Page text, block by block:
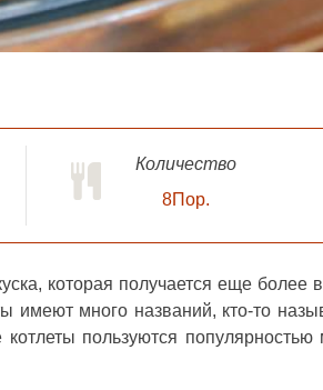
Количество
8Пор.
которая получается еще более
имеют много названий, кто-то
пользуются популярностью